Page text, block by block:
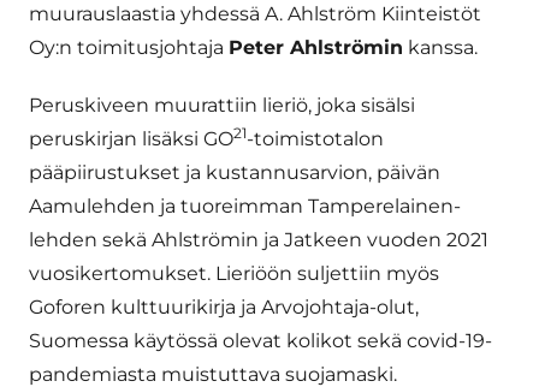
muurauslaastia yhdessä A. Ahlström Kiinteistöt
Oy:n toimitusjohtaja Peter Ahlströmin kanssa.
Peruskiveen muurattiin lieriö, joka sisälsi
peruskirjan lisäksi GO21-toimistotalon
pääpiirustukset ja kustannusarvion, päivän
Aamulehden ja tuoreimman Tamperelainen-
lehden sekä Ahlströmin ja Jatkeen vuoden 2021
vuosikertomukset. Lieriöön suljettiin myös
Goforen kulttuurikirja ja Arvojohtaja-olut,
Suomessa käytössä olevat kolikot sekä covid-19-
pandemiasta muistuttava suojamaski.